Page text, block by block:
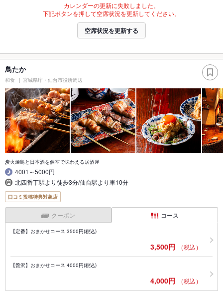
カレンダーの更新に失敗しました。
下記ボタンを押して空席状況を更新してください。
空席状況を更新する
鳥たか
和食 宮城県庁・仙台市役所周辺
炭火焼鳥と日本酒を個室で味わえる居酒屋
4001～5000円
北四番丁駅より徒歩3分/仙台駅より車10分
口コミ投稿特典対象店
クーポン コース
【定番】おまかせコース 3500円(税込)
3,500円 （税込）
【贅沢】おまかせコース 4000円(税込)
4,000円 （税込）